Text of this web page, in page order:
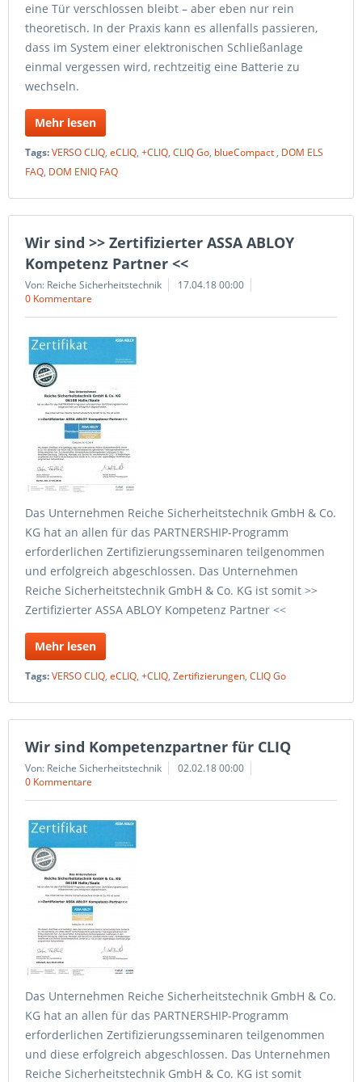
eine Tür verschlossen bleibt – aber eben nur rein
theoretisch. In der Praxis kann es allenfalls passieren,
dass im System einer elektronischen Schließanlage
einmal vergessen wird, rechtzeitig eine Batterie zu
wechseln.
Mehr lesen
Tags:VERSO CLIQ, eCLIQ, +CLIQ, CLIQ Go, blueCompact , DOM ELS
FAQ, DOM ENIQ FAQ
Wir sind >> Zertifizierter ASSA ABLOY
Kompetenz Partner <<
Von: Reiche Sicherheitstechnik
17.04.18 00:00
0 Kommentare
Das Unternehmen Reiche Sicherheitstechnik GmbH & Co.
KG hat an allen für das PARTNERSHIP-Programm
erforderlichen Zertifizierungsseminaren teilgenommen
und erfolgreich abgeschlossen. Das Unternehmen
Reiche Sicherheitstechnik GmbH & Co. KG ist somit >>
Zertifizierter ASSA ABLOY Kompetenz Partner <<
Mehr lesen
Tags:VERSO CLIQ, eCLIQ, +CLIQ, Zertifizierungen, CLIQ Go
Wir sind Kompetenzpartner für CLIQ
Von: Reiche Sicherheitstechnik
02.02.18 00:00
0 Kommentare
Das Unternehmen Reiche Sicherheitstechnik GmbH & Co.
KG hat an allen für das PARTNERSHIP-Programm
erforderlichen Zertifizierungsseminaren teilgenommen
und diese erfolgreich abgeschlossen. Das Unternehmen
Reiche Sicherheitstechnik GmbH & Co. KG ist somit